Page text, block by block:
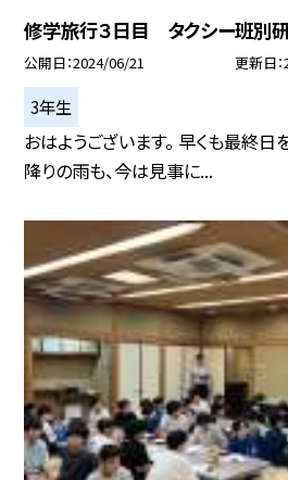
修学旅行３日目 タクシー班別
公開日 2024/06/21 更新日
3年生
おはようございます。 早くも最終日
降りの雨も、今は見事に...